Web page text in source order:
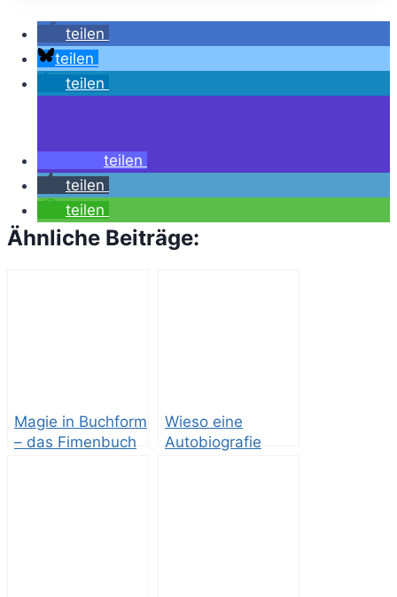
teilen
teilen
teilen
teilen
teilen
teilen
Ähnliche Beiträge:
Magie in Buchform
– das Fimenbuch
Wieso eine
Autobiografie